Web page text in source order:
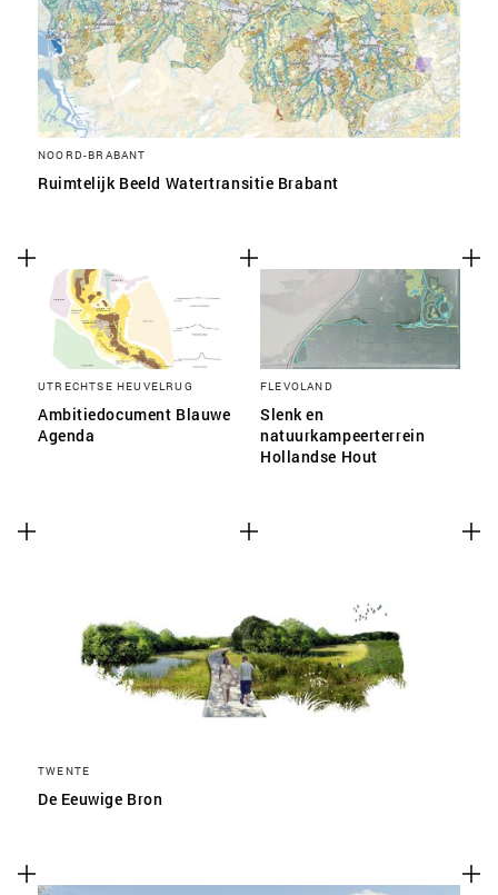
NOORD-BRABANT
Ruimtelijk Beeld Watertransitie Brabant
UTRECHTSE HEUVELRUG
Ambitiedocument Blauwe
Agenda
FLEVOLAND
Slenk en
natuurkampeerterrein
Hollandse Hout
TWENTE
De Eeuwige Bron